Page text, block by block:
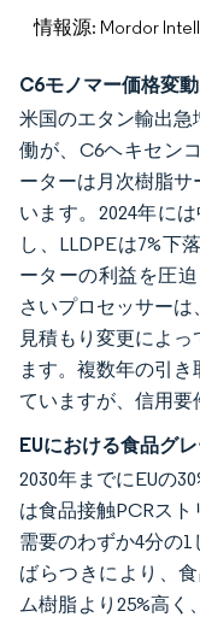
情報源: Mordor
C6モノマー価格変
米国のエタン輸出
働が、C6ヘキセン
ーターは月次樹脂
います。2024年に
し、LLDPEは7%下
ーターの利益を圧
さいプロセッサー
見積もり変更によ
ます。複数年の引
ていますが、信用要
EUにおける食品グ
2030年までにEUの
は食品接触PCRス
需要のわずか4分の
ばらつきにより、
ム樹脂より25%高